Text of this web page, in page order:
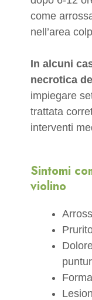
come
nell’area
In alcuni
necrotica
impiegare
trattata
interventi
Sintomi
violino